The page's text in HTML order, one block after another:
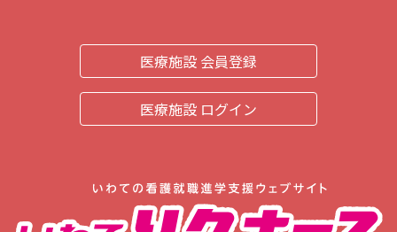
医療施設 会員登録
医療施設 ログイン